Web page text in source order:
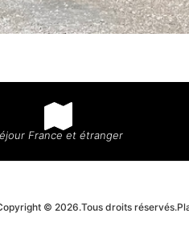
France et étranger
© 2026.Tous droits réservés.